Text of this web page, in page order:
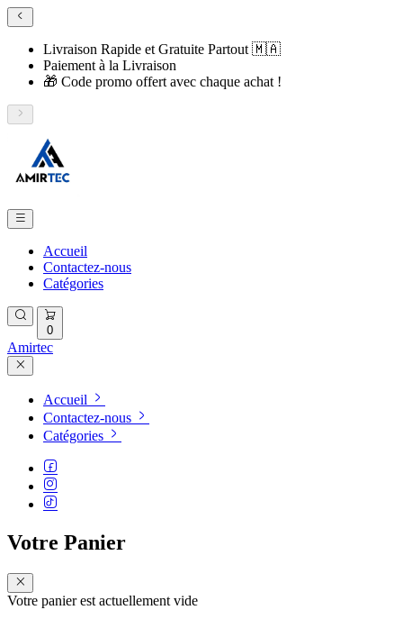
Livraison Rapide et Gratuite Partout 🇲🇦
​Paiement à la Livraison
​🎁 Code promo offert avec chaque achat !
Accueil
Contactez-nous
Catégories
0
Amirtec
Accueil
Contactez-nous
Catégories
Votre Panier
Votre panier est actuellement vide